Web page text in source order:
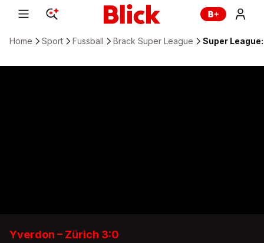
Home Sport Fussball Brack Super League Super
Yverdon – Zürich 3:0